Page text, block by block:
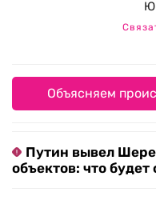
Объясняем
Путин вывел
объектов: что будет